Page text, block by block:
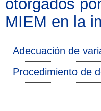
MIEM en la
Adecuación de
Procedimiento de